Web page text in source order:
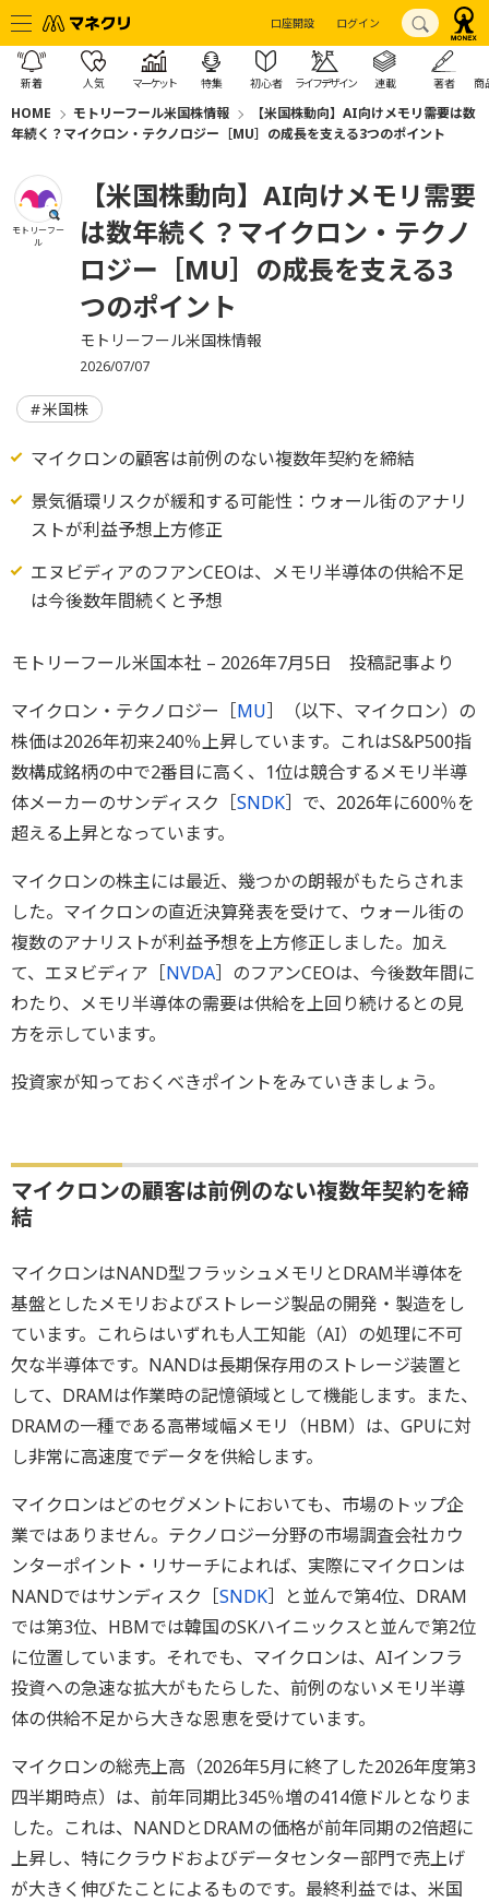
口座開設 ログイン
新着 人気 マーケット 特集 初心者 ライフデザイン 連載 著者 商
HOME モトリーフール米国株情報
【米国株動向】AI向けメモリ需要は数
年続く？マイクロン・テクノロジー［MU］の成長を支える3つのポイント
モトリーフー
ル
【米国株動向】AI向けメモリ需要
は数年続く？マイクロン・テクノ
ロジー［MU］の成長を支える3
つのポイント
モトリーフール米国株情報
2026/07/07
米国株
マイクロンの顧客は前例のない複数年契約を締結
景気循環リスクが緩和する可能性：ウォール街のアナリ
ストが利益予想上方修正
エヌビディアのフアンCEOは、メモリ半導体の供給不足
は今後数年間続くと予想
モトリーフール米国本社 – 2026年7月5日 投稿記事より
マイクロン・テクノロジー［MU］（以下、マイクロン）の
株価は2026年初来240％上昇しています。これはS&P500指
数構成銘柄の中で2番目に高く、1位は競合するメモリ半導
体メーカーのサンディスク［SNDK］で、2026年に600％を
超える上昇となっています。
マイクロンの株主には最近、幾つかの朗報がもたらされま
した。マイクロンの直近決算発表を受けて、ウォール街の
複数のアナリストが利益予想を上方修正しました。加え
て、エヌビディア［NVDA］のフアンCEOは、今後数年間に
わたり、メモリ半導体の需要は供給を上回り続けるとの見
方を示しています。
投資家が知っておくべきポイントをみていきましょう。
マイクロンの顧客は前例のない複数年契約を締
結
マイクロンはNAND型フラッシュメモリとDRAM半導体を
基盤としたメモリおよびストレージ製品の開発・製造をし
ています。これらはいずれも人工知能（AI）の処理に不可
欠な半導体です。NANDは長期保存用のストレージ装置と
して、DRAMは作業時の記憶領域として機能します。また、
DRAMの一種である高帯域幅メモリ（HBM）は、GPUに対
し非常に高速度でデータを供給します。
マイクロンはどのセグメントにおいても、市場のトップ企
業ではありません。テクノロジー分野の市場調査会社カウ
ンターポイント・リサーチによれば、実際にマイクロンは
NANDではサンディスク［SNDK］と並んで第4位、DRAM
では第3位、HBMでは韓国のSKハイニックスと並んで第2位
に位置しています。それでも、マイクロンは、AIインフラ
投資への急速な拡大がもたらした、前例のないメモリ半導
体の供給不足から大きな恩恵を受けています。
マイクロンの総売上高（2026年5月に終了した2026年度第3
四半期時点）は、前年同期比345％増の414億ドルとなりま
した。これは、NANDとDRAMの価格が前年同期の2倍超に
上昇し、特にクラウドおよびデータセンター部門で売上げ
が大きく伸びたことによるものです。最終利益では、米国